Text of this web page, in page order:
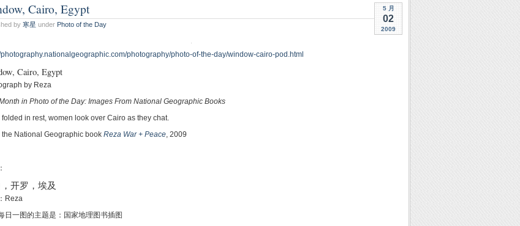
5 月
02
2009
Cairo, Egypt
by 寒星 under Photo of the Day
photography.nationalgeographic.com/photography/photo-of-the-day/window-cairo-pod.html
Cairo, Egypt
by Reza
in Photo of the Day: Images From National Geographic Books
folded in rest, women look over Cairo as they chat.
the National Geographic book Reza War + Peace, 2009
开罗，埃及
Reza
日一图的主题是：国家地理图书插图